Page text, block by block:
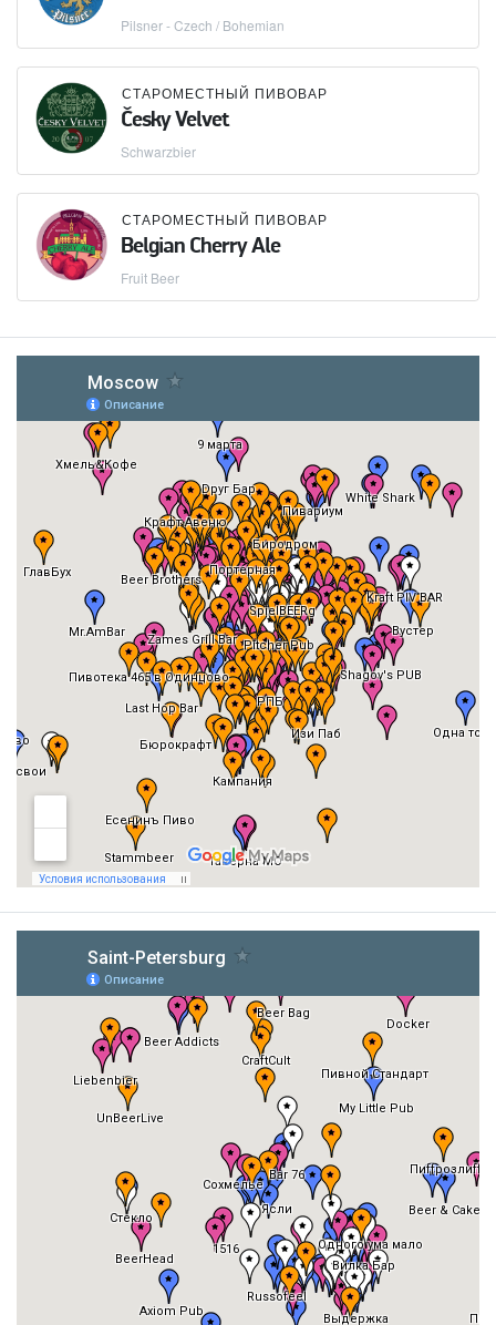
Pilsner - Czech / Bohemian
СТАРОМЕСТНЫЙ ПИВОВАР
Česky Velvet
Schwarzbier
СТАРОМЕСТНЫЙ ПИВОВАР
Belgian Cherry Ale
Fruit Beer